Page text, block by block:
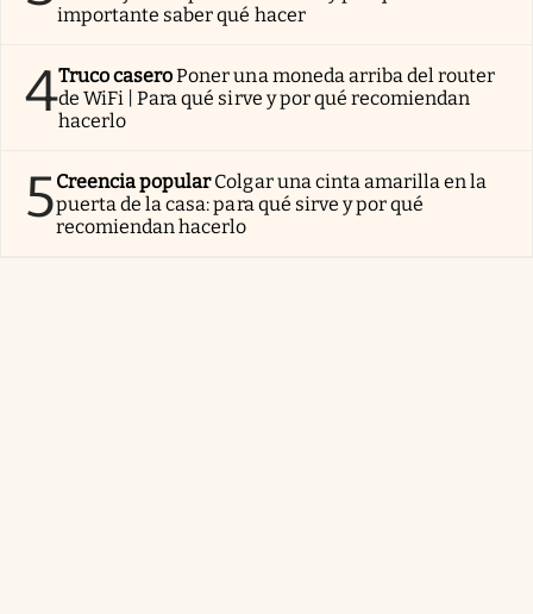
importante saber qué hacer
4Truco caseroPoner una moneda arriba del router
de WiFi | Para qué sirve y por qué recomiendan
hacerlo
5Creencia popularColgar una cinta amarilla en la
puerta de la casa: para qué sirve y por qué
recomiendan hacerlo